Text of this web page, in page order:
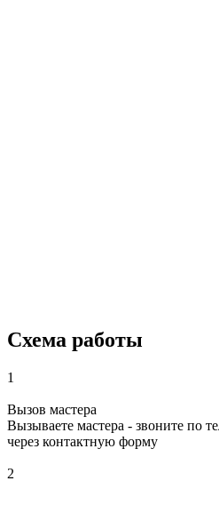
Схема работы
1
Вызов мастера
Вызываете мастера - звоните по
через контактную форму
2